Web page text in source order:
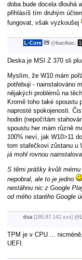
doba bude docela dlouhá
přihlásíš tím druhým
fungovat, však vyzkoušej
L-Core @kacikac
Deska je MSI Z 370 sli
Myslím, že W10 mám
potřebuji - nainstalováno
nějakých problémů na
Kromě toho také spoustu
naprosté spokojenosti.
hodin (nepočítám
spoustu her mám různě
100% neví, jak W10>11
tom stařečkovi zůstanu u
já mohl rovnou
S těmi prášky kvůli
nepobral, ale to je jedno
nestáhnu nic z Google
od mého starého Google
dsa [185.87.142.xxx] @
TPM je v CPU ...
UEFI.